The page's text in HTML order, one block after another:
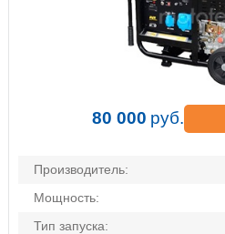
80 000 руб.
Производитель:
Мощность:
Тип запуска: